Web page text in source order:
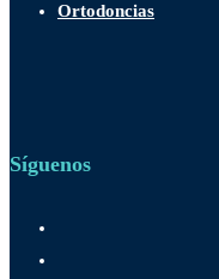
Ortodoncias
Síguenos